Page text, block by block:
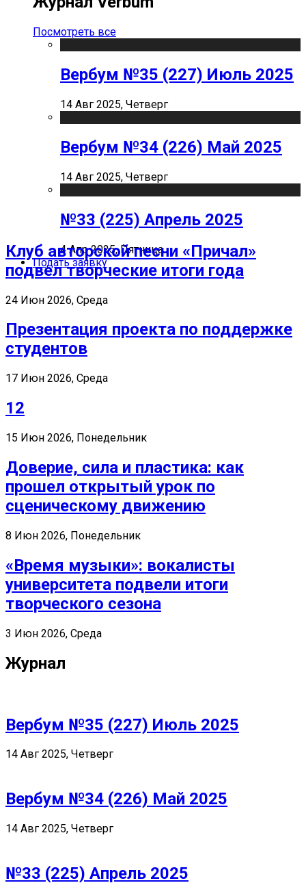
Посмотреть все
Вербум №35 (227) Июль 2025
14 Авг 2025, Четверг
Вербум №34 (226) Май 2025
14 Авг 2025, Четверг
№33 (225) Апрель 2025
4 Апр 2025, Пятница
Подать заявку
Клуб авторской песни «Причал»
подвел творческие итоги года
24 Июн 2026, Среда
Презентация проекта по поддержке
студентов
17 Июн 2026, Среда
12
15 Июн 2026, Понедельник
Доверие, сила и пластика: как
прошел открытый урок по
сценическому движению
8 Июн 2026, Понедельник
«Время музыки»: вокалисты
университета подвели итоги
творческого сезона
3 Июн 2026, Среда
Журнал
Вербум №35 (227) Июль 2025
14 Авг 2025, Четверг
Вербум №34 (226) Май 2025
14 Авг 2025, Четверг
№33 (225) Апрель 2025